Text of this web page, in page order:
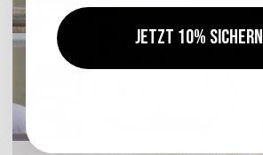
Jetzt 10% sichern